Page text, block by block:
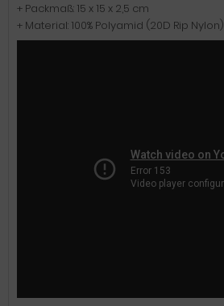
+ Packmaß: 15 x 15 x 2,5 cm
+ Material: 100% Polyamid (20D Rip Nylon)